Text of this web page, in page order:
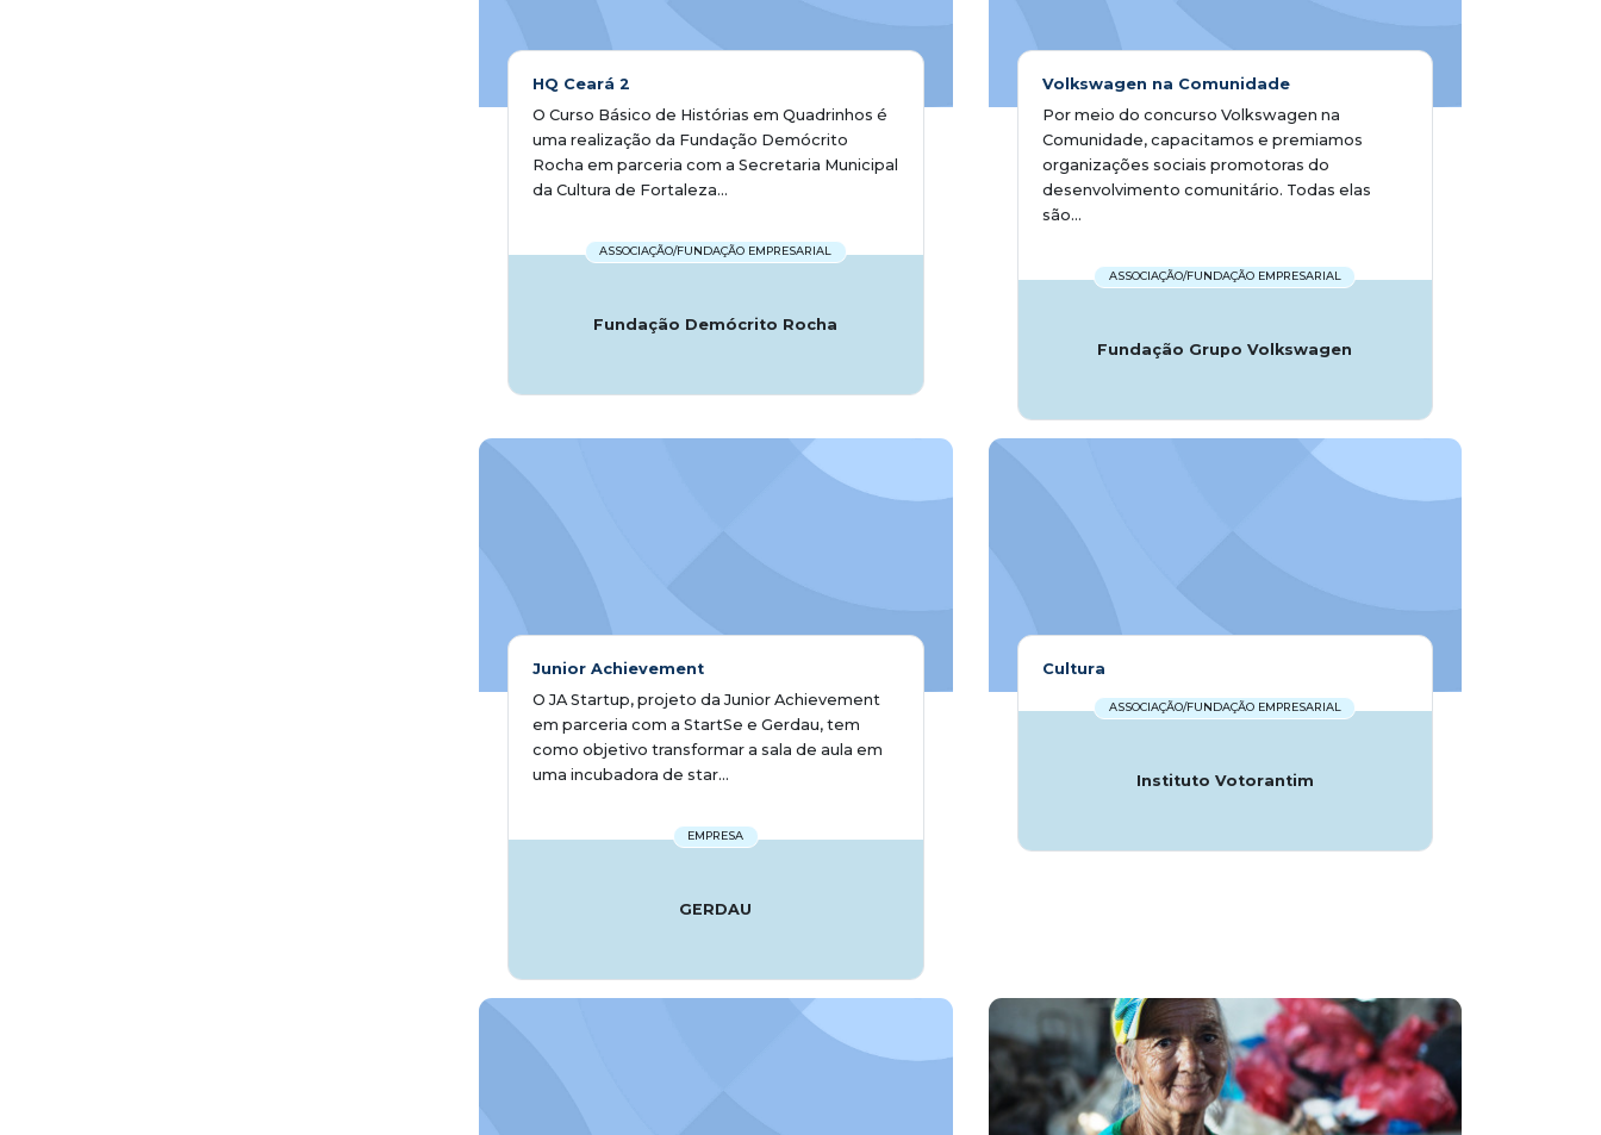
HQ Ceará 2
O Curso Básico de Histórias em Quadrinhos é
uma realização da Fundação Demócrito
Rocha em parceria com a Secretaria Municipal
da Cultura de Fortaleza...
ASSOCIAÇÃO/FUNDAÇÃO EMPRESARIAL
Fundação Demócrito Rocha
Volkswagen na Comunidade
Por meio do concurso Volkswagen na
Comunidade, capacitamos e premiamos
organizações sociais promotoras do
desenvolvimento comunitário. Todas elas
são...
ASSOCIAÇÃO/FUNDAÇÃO EMPRESARIAL
Fundação Grupo Volkswagen
Junior Achievement
O JA Startup, projeto da Junior Achievement
em parceria com a StartSe e Gerdau, tem
como objetivo transformar a sala de aula em
uma incubadora de star...
EMPRESA
GERDAU
Cultura
ASSOCIAÇÃO/FUNDAÇÃO EMPRESARIAL
Instituto Votorantim